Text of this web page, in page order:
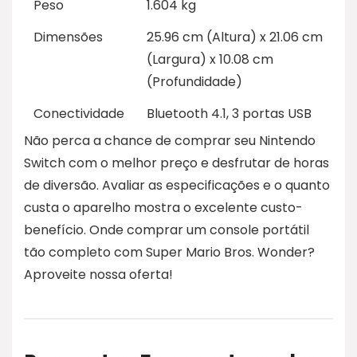
Peso
1.604 kg
Dimensões
25.96 cm (Altura) x 21.06 cm
(Largura) x 10.08 cm
(Profundidade)
Conectividade
Bluetooth 4.1, 3 portas USB
Não perca a chance de comprar seu Nintendo
Switch com o melhor preço e desfrutar de horas
de diversão. Avaliar as especificações e o quanto
custa o aparelho mostra o excelente custo-
benefício. Onde comprar um console portátil
tão completo com Super Mario Bros. Wonder?
Aproveite nossa oferta!